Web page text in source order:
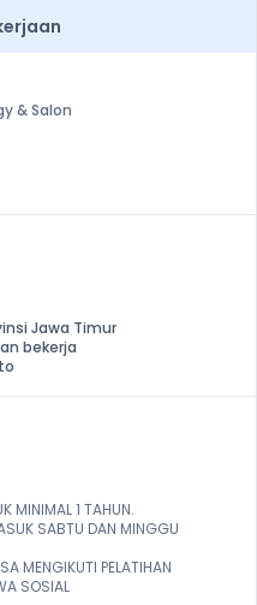
& Salon
Jawa Timur
bekerja
MINIMAL 1 TAHUN.
SABTU DAN MINGGU
MENGIKUTI PELATIHAN
SOSIAL